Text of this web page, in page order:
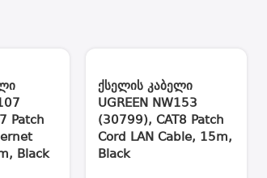
Patch
Black
ქსელის კაბელი
UGREEN NW153
(30799), CAT8 Patch
Cord LAN Cable, 15m,
Black